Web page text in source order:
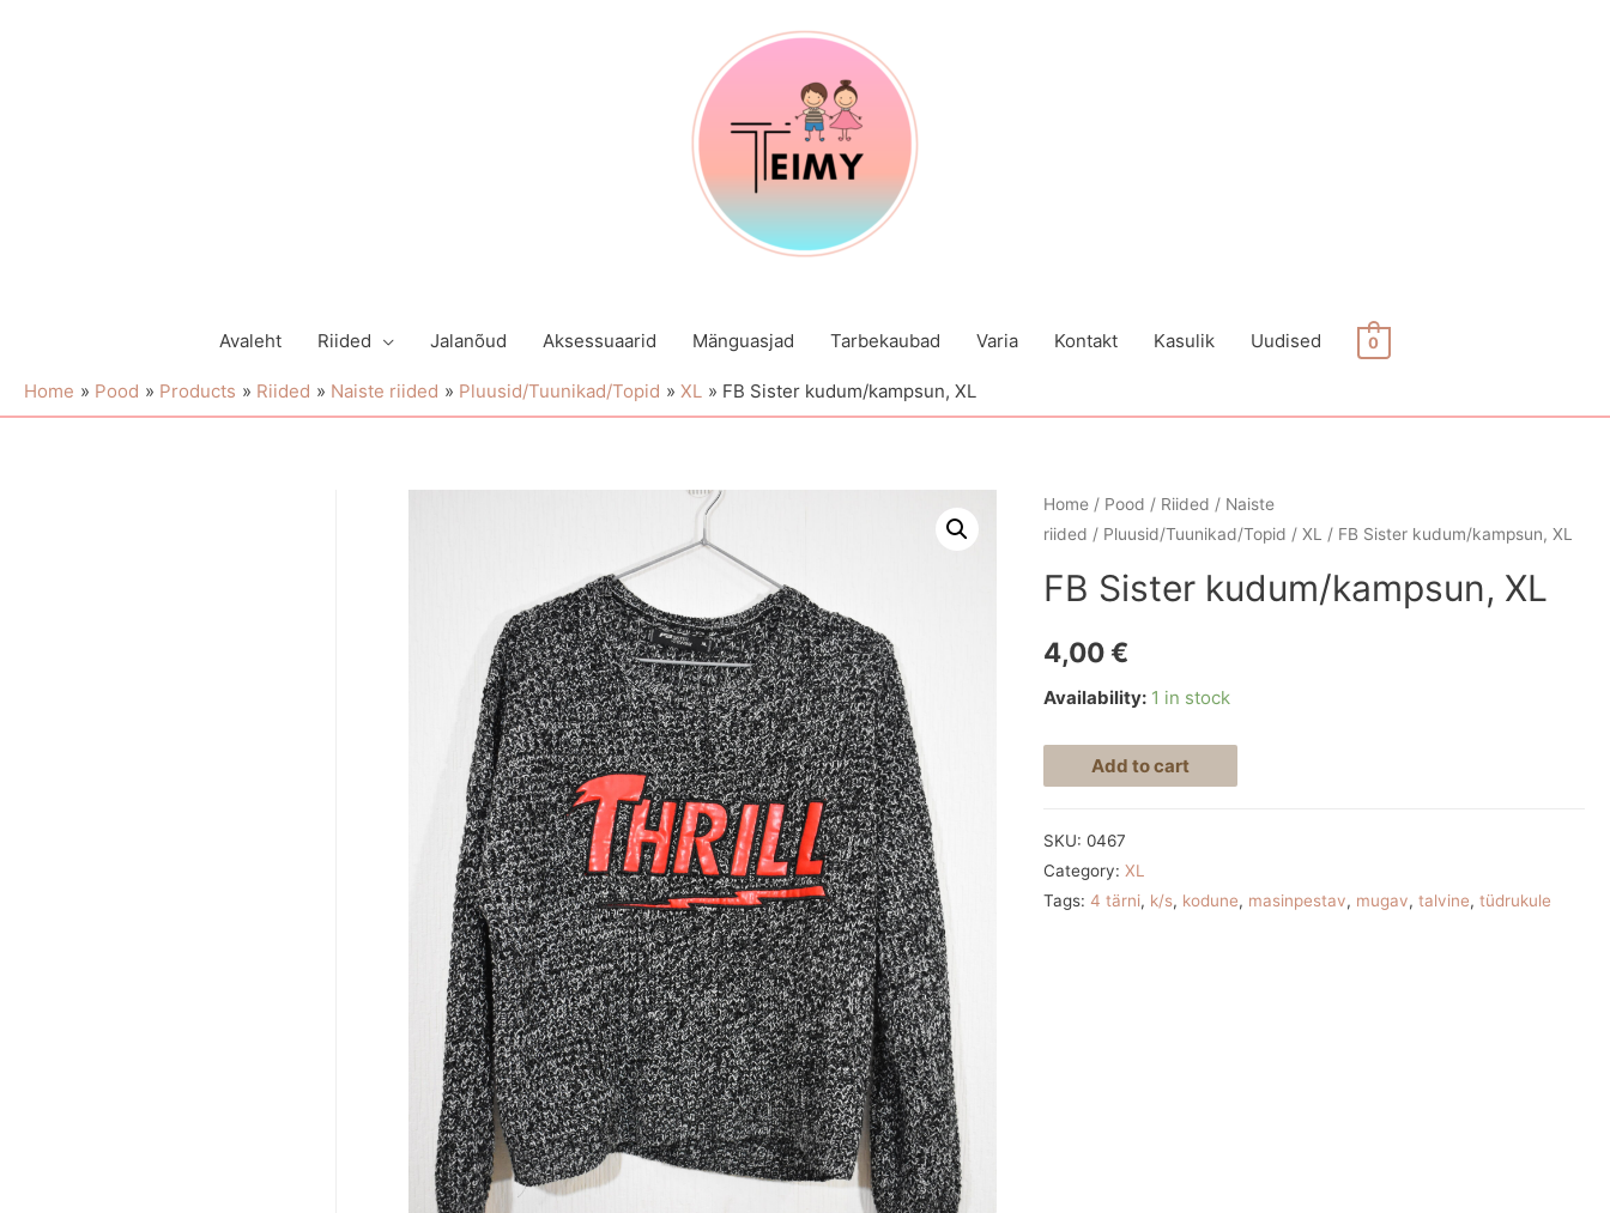
Avaleht Riided Jalanõud Aksessuaarid Mänguasjad Tarbekaubad Varia Kontakt Kasulik Uudised 0
Home Pood Products Riided Naiste riided Pluusid/Tuunikad/Topid XL FB Sister kudum/kampsun, XL
Home / Pood / Riided / Naiste
riided / Pluusid/Tuunikad/Topid /XL / FB Sister kudum/kampsun, XL
FB Sister kudum/kampsun, XL
4,00€
Availability: 1 in stock
Add to cart
SKU:0467
Category:XL
Tags:4 tärni, k/s, kodune, masinpestav, mugav,talvine,tüdrukule